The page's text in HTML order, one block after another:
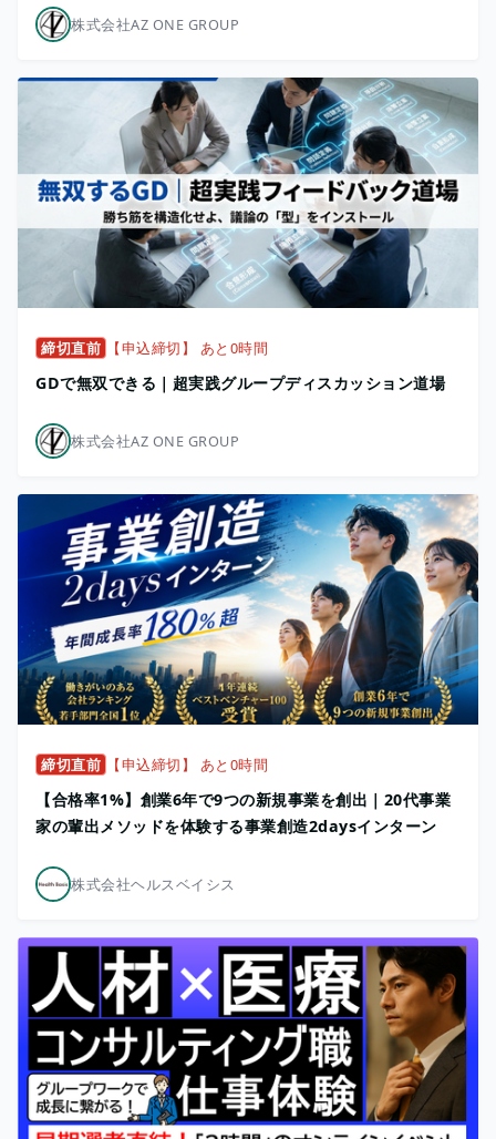
株式会社AZ ONE GROUP
締切直前 【申込締切】 あと0時間
GDで無双できる｜超実践グループディスカッション道場
株式会社AZ ONE GROUP
締切直前 【申込締切】 あと0時間
【合格率1%】創業6年で9つの新規事業を創出｜20代事業
家の輩出メソッドを体験する事業創造2daysインターン
株式会社ヘルスベイシス